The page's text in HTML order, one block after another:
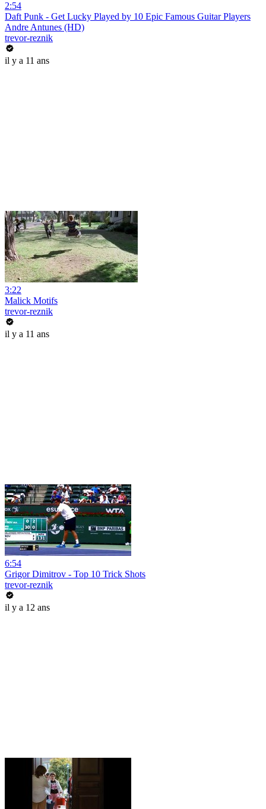
2:54
Daft Punk - Get Lucky Played by 10 Epic Famous Guitar Players
Andre Antunes (HD)
trevor-reznik
il y a 11 ans
3:22
Malick Motifs
trevor-reznik
il y a 11 ans
6:54
Grigor Dimitrov - Top 10 Trick Shots
trevor-reznik
il y a 12 ans